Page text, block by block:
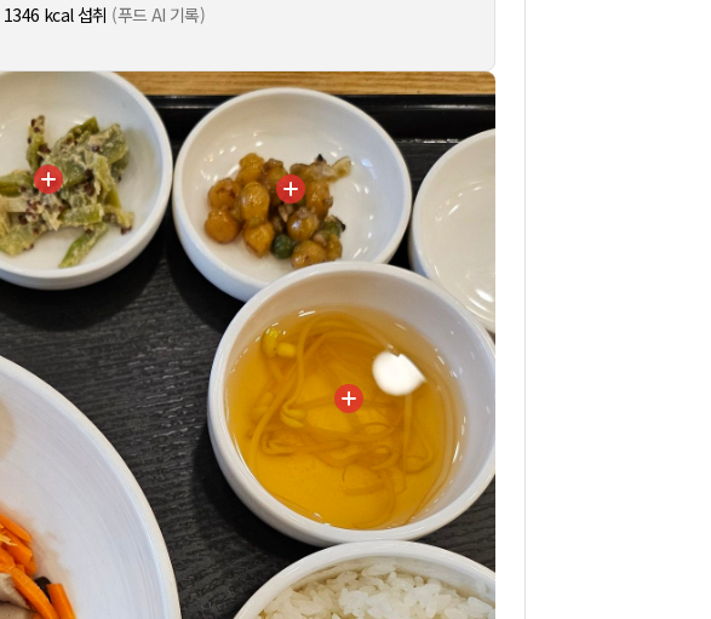
1346 kcal 섭취 (푸드 AI 기록)